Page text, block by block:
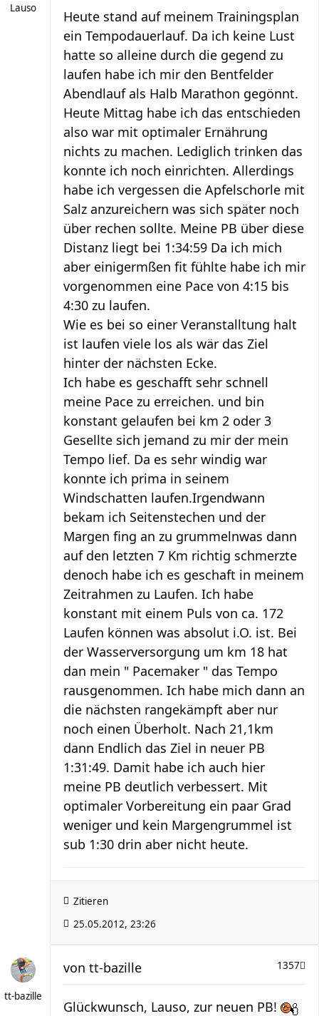
Lauso
Heute stand auf meinem Trainingsplan
ein Tempodauerlauf. Da ich keine Lust
hatte so alleine durch die gegend zu
laufen habe ich mir den Bentfelder
Abendlauf als Halb Marathon gegönnt.
Heute Mittag habe ich das entschieden
also war mit optimaler Ernährung
nichts zu machen. Lediglich trinken das
konnte ich noch einrichten. Allerdings
habe ich vergessen die Apfelschorle mit
Salz anzureichern was sich später noch
über rechen sollte. Meine PB über diese
Distanz liegt bei 1:34:59 Da ich mich
aber einigermßen fit fühlte habe ich mir
vorgenommen eine Pace von 4:15 bis
4:30 zu laufen.
Wie es bei so einer Veranstalltung halt
ist laufen viele los als wär das Ziel
hinter der nächsten Ecke.
Ich habe es geschafft sehr schnell
meine Pace zu erreichen. und bin
konstant gelaufen bei km 2 oder 3
Gesellte sich jemand zu mir der mein
Tempo lief. Da es sehr windig war
konnte ich prima in seinem
Windschatten laufen.Irgendwann
bekam ich Seitenstechen und der
Margen fing an zu grummelnwas dann
auf den letzten 7 Km richtig schmerzte
denoch habe ich es geschaft in meinem
Zeitrahmen zu Laufen. Ich habe
konstant mit einem Puls von ca. 172
Laufen können was absolut i.O. ist. Bei
der Wasserversorgung um km 18 hat
dan mein " Pacemaker " das Tempo
rausgenommen. Ich habe mich dann an
die nächsten rangekämpft aber nur
noch einen Überholt. Nach 21,1km
dann Endlich das Ziel in neuer PB
1:31:49. Damit habe ich auch hier
meine PB deutlich verbessert. Mit
optimaler Vorbereitung ein paar Grad
weniger und kein Margengrummel ist
sub 1:30 drin aber nicht heute.
Zitieren
25.05.2012, 23:26
tt-bazille
1357
von tt-bazille
Glückwunsch, Lauso, zur neuen PB!